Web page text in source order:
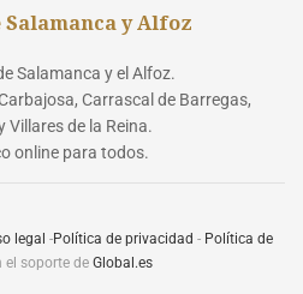
y Alfoz
Salamanca y el Alfoz.
Carrascal de Barregas,
Villares de la Reina.
online para todos.
legal -Política de privacidad - Política de
el soporte de Global.es